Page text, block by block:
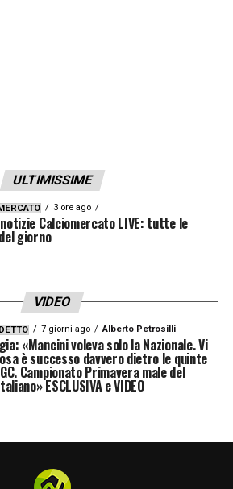
ULTIMISSIME
3 ore ago
Calciomercato LIVE: tutte le
giorno
VIDEO
7 giorni ago Alberto Petrosilli
«Mancini voleva solo la Nazionale. Vi
è successo davvero dietro le quinte
Campionato Primavera male del
ESCLUSIVA e VIDEO